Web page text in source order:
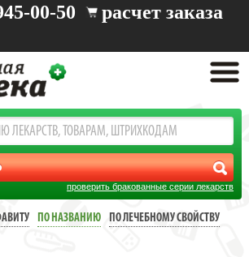
00-50 расчет заказа
проверить бракованные серии лекарств
ПО НАЗВАНИЮ
ПО ЛЕЧЕБНОМУ СВОЙСТВУ